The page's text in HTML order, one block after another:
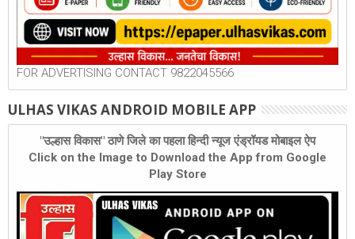
FOR ADVERTISING CONTACT 9822045566
ULHAS VIKAS ANDROID MOBILE APP
"उल्हास विकास" ठाणे जिले का पहला हिन्दी न्यूज एंड्रॉयड मोबाइल ऐप
Click on the Image to Download the App from Google
Play Store